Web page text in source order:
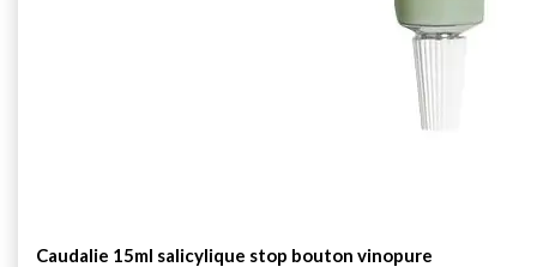
Caudalie 15ml salicylique stop bouton vinopure